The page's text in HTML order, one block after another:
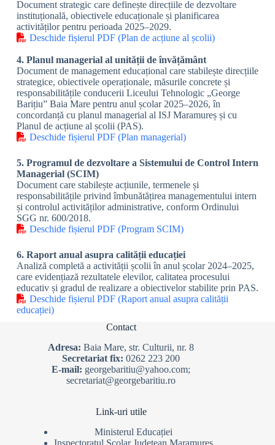
Document strategic care definește direcțiile de dezvoltare
instituțională, obiectivele educaționale și planificarea
activităților pentru perioada 2025–2029.
Deschide fișierul PDF (Plan de acțiune al școlii)
4. Planul managerial al unității de învățământ
Document de management educațional care stabilește direcțiile
strategice, obiectivele operaționale, măsurile concrete și
responsabilitățile conducerii Liceului Tehnologic „George
Barițiu” Baia Mare pentru anul școlar 2025–2026, în
concordanță cu planul managerial al ISJ Maramureș și cu
Planul de acțiune al școlii (PAS).
Deschide fișierul PDF (Plan managerial)
5. Programul de dezvoltare a Sistemului de Control Intern
Managerial (SCIM)
Document care stabilește acțiunile, termenele și
responsabilitățile privind îmbunătățirea managementului intern
și controlul activităților administrative, conform Ordinului
SGG nr. 600/2018.
Deschide fișierul PDF (Program SCIM)
6. Raport anual asupra calității educației
Analiză completă a activității școlii în anul școlar 2024–2025,
care evidențiază rezultatele elevilor, calitatea procesului
educativ și gradul de realizare a obiectivelor stabilite prin PAS.
Deschide fișierul PDF (Raport anual asupra calității
educației)
Contact
Adresa: Baia Mare, str. Culturii, nr. 8
Secretariat fix: 0262 223 200
E-mail: georgebaritiu@yahoo.com;
secretariat@georgebaritiu.ro
Link-uri utile
Ministerul Educației
Inspectoratul Școlar Județean Maramureș